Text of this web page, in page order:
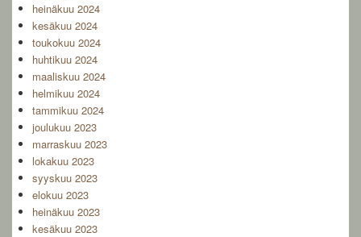
heinäkuu 2024
kesäkuu 2024
toukokuu 2024
huhtikuu 2024
maaliskuu 2024
helmikuu 2024
tammikuu 2024
joulukuu 2023
marraskuu 2023
lokakuu 2023
syyskuu 2023
elokuu 2023
heinäkuu 2023
kesäkuu 2023